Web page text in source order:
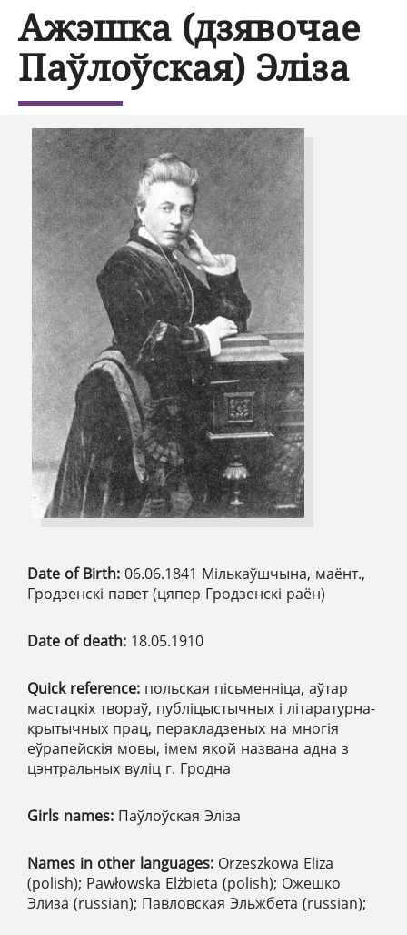
Ажэшка (дзявочае
Паўлоўская) Эліза
Date of Birth: 06.06.1841 Мількаўшчына, маёнт.,
Гродзенскі павет (цяпер Гродзенскі раён)
Date of death: 18.05.1910
Quick reference: польская пісьменніца, аўтар
мастацкіх твораў, публіцыстычных і літаратурна-
крытычных прац, перакладзеных на многія
еўрапейскія мовы, імем якой названа адна з
цэнтральных вуліц г. Гродна
Girls names: Паўлоўская Эліза
Names in other languages: Orzeszkowa Eliza
(polish); Pawłowska Elżbieta (polish); Ожешко
Элиза (russian); Павловская Эльжбета (russian);